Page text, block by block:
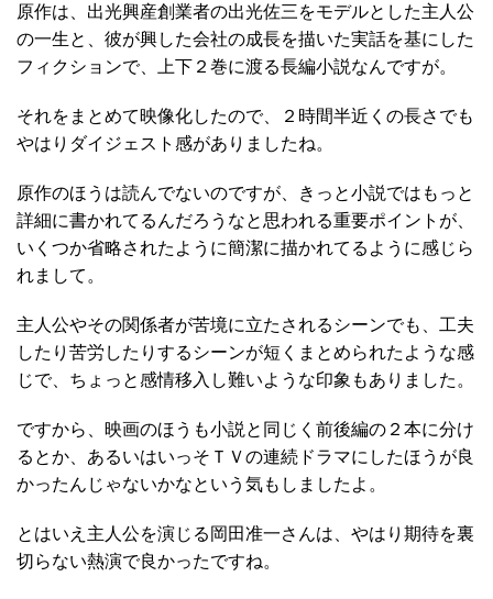
原作は、出光興産創業者の出光佐三をモデルとした主人公
の一生と、彼が興した会社の成長を描いた実話を基にした
フィクションで、上下２巻に渡る長編小説なんですが。
それをまとめて映像化したので、２時間半近くの長さでも
やはりダイジェスト感がありましたね。
原作のほうは読んでないのですが、きっと小説ではもっと
詳細に書かれてるんだろうなと思われる重要ポイントが、
いくつか省略されたように簡潔に描かれてるように感じら
れまして。
主人公やその関係者が苦境に立たされるシーンでも、工夫
したり苦労したりするシーンが短くまとめられたような感
じで、ちょっと感情移入し難いような印象もありました。
ですから、映画のほうも小説と同じく前後編の２本に分け
るとか、あるいはいっそＴＶの連続ドラマにしたほうが良
かったんじゃないかなという気もしましたよ。
とはいえ主人公を演じる岡田准一さんは、やはり期待を裏
切らない熱演で良かったですね。